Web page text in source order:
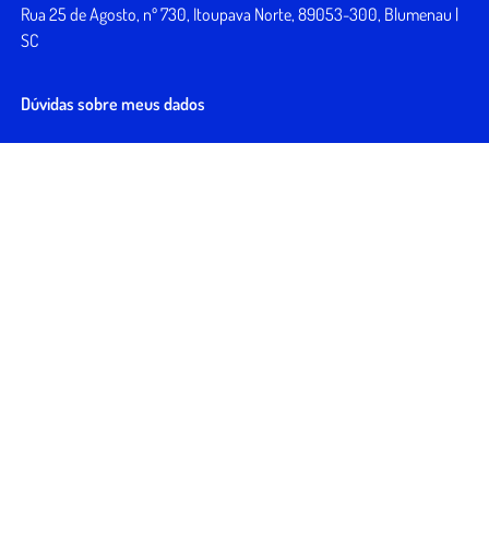
Rua 25 de Agosto, nº 730, Itoupava Norte, 89053-300, Blumenau |
SC
Dúvidas sobre meus dados